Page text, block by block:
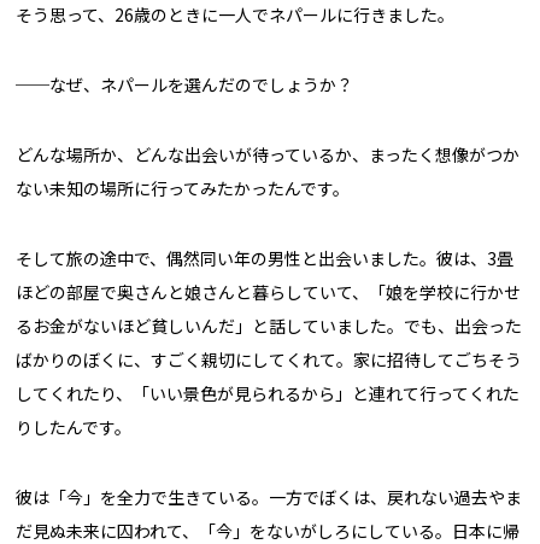
そう思って、26歳のときに一人でネパールに行きました。
──なぜ、ネパールを選んだのでしょうか？
どんな場所か、どんな出会いが待っているか、まったく想像がつか
ない未知の場所に行ってみたかったんです。
そして旅の途中で、偶然同い年の男性と出会いました。彼は、3畳
ほどの部屋で奥さんと娘さんと暮らしていて、「娘を学校に行かせ
るお金がないほど貧しいんだ」と話していました。でも、出会った
ばかりのぼくに、すごく親切にしてくれて。家に招待してごちそう
してくれたり、「いい景色が見られるから」と連れて行ってくれた
りしたんです。
彼は「今」を全力で生きている。一方でぼくは、戻れない過去やま
だ見ぬ未来に囚われて、「今」をないがしろにしている。日本に帰